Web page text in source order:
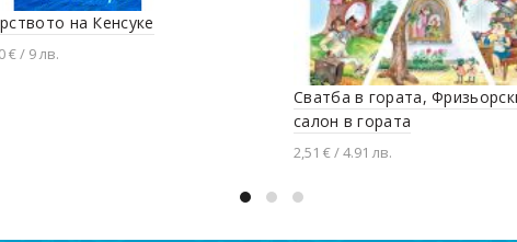
на Кенсуке
€ / 9 лв.
Сватба в гората,
салон в гората
2,51 € / 4.91 лв.